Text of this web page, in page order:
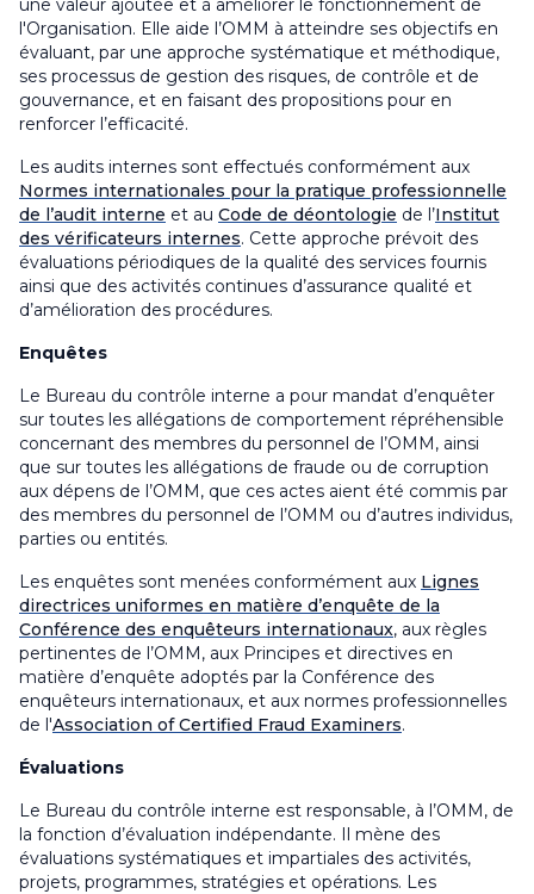
une valeur ajoutée et à améliorer le fonctionnement de
l'Organisation. Elle aide l’OMM à atteindre ses objectifs en
évaluant, par une approche systématique et méthodique,
ses processus de gestion des risques, de contrôle et de
gouvernance, et en faisant des propositions pour en
renforcer l’efficacité.
Les audits internes sont effectués conformément aux
Normes internationales pour la pratique professionnelle
de l’audit interne et au Code de déontologie de l’Institut
des vérificateurs internes. Cette approche prévoit des
évaluations périodiques de la qualité des services fournis
ainsi que des activités continues d’assurance qualité et
d’amélioration des procédures.
Enquêtes
Le Bureau du contrôle interne a pour mandat d’enquêter
sur toutes les allégations de comportement répréhensible
concernant des membres du personnel de l’OMM, ainsi
que sur toutes les allégations de fraude ou de corruption
aux dépens de l’OMM, que ces actes aient été commis par
des membres du personnel de l’OMM ou d’autres individus,
parties ou entités.
Les enquêtes sont menées conformément aux Lignes
directrices uniformes en matière d’enquête de la
Conférence des enquêteurs internationaux, aux règles
pertinentes de l’OMM, aux Principes et directives en
matière d’enquête adoptés par la Conférence des
enquêteurs internationaux, et aux normes professionnelles
de l'Association of Certified Fraud Examiners.
Évaluations
Le Bureau du contrôle interne est responsable, à l’OMM, de
la fonction d’évaluation indépendante. Il mène des
évaluations systématiques et impartiales des activités,
projets, programmes, stratégies et opérations. Les